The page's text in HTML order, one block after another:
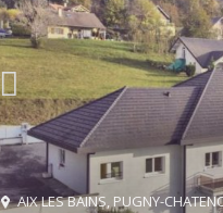
AIX LES BAINS, PUGNY-